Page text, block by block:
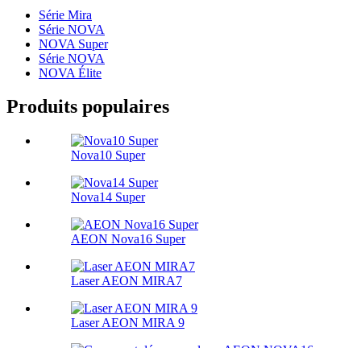
Série Mira
Série NOVA
NOVA Super
Série NOVA
NOVA Élite
Produits populaires
Nova10 Super
Nova14 Super
AEON Nova16 Super
Laser AEON MIRA7
Laser AEON MIRA 9